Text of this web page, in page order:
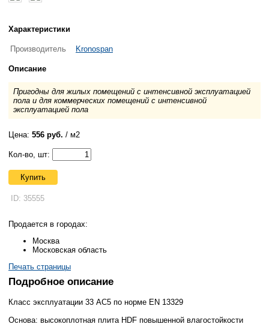
Характеристики
Производитель Kronospan
Описание
Пригодны для жилых помещений с интенсивной эксплуатацией
пола и для коммерческих помещений с интенсивной
эксплуатацией пола
Цена: 556 руб. / м2
Кол-во, шт:
Купить
ID: 35555
Продается в городах:
Москва
Московская область
Печать страницы
Подробное описание
Класс эксплуатации 33 АС5 по норме EN 13329
Основа: высокоплотная плита HDF повышенной влагостойкости